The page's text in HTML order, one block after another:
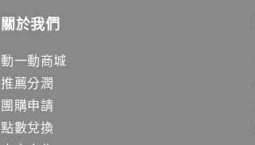
關於我們
動一動商城
推薦分潤
團購申請
點數兌換